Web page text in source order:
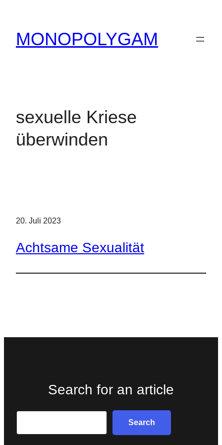
springen
MONOPOLYGAM
sexuelle Kriese
überwinden
20. Juli 2023
Achtsame Sexualität
Search for an article
Search